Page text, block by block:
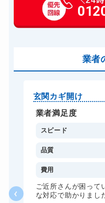
玄関カギ作成
玄関カギ交換
バイクカギ開け
スーツケースカギ開け
金庫カギ開け
金庫カギ修理
金庫カギ交換
ドアノブカギ交換
業者
玄関カギ開け
業者満足度
スピード
品質
費用
ご近所さんが困って
な対応で助かりまし